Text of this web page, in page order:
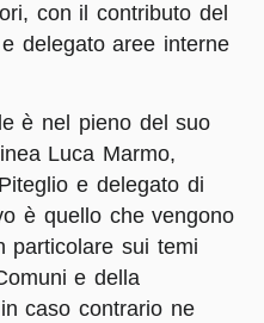
con il contributo del
delegato aree interne
è nel pieno del suo
Luca Marmo,
e delegato di
è quello che vengono
particolare sui temi
e della
caso contrario ne